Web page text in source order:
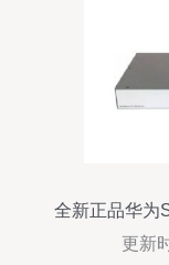
全新正品华为
更新